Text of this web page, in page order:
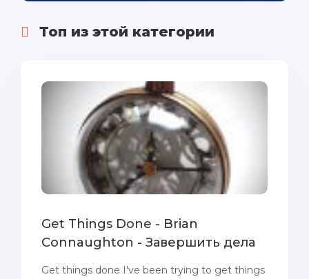
Топ из этой категории
Get Things Done - Brian
Connaughton - Завершить дела
Get things done I've been trying to get things